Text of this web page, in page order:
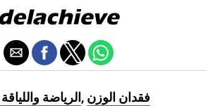
الرياضة واللياقة , فقدان الوزن